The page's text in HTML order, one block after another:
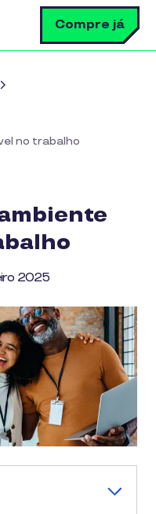
Compre já
no trabalho
2025